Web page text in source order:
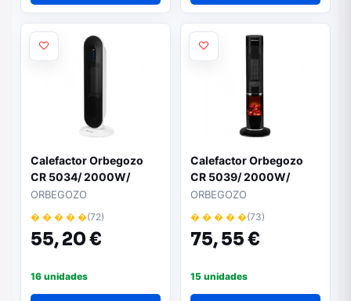
Calefactor Orbegozo
CR 5034/ 2000W/
Termostato Regulable
ORBEGOZO
� � � � �(72)
55,20 €
16 unidades
Calefactor Orbegozo
CR 5039/ 2000W/
Termostato Regulable
ORBEGOZO
� � � � �(73)
75,55 €
15 unidades